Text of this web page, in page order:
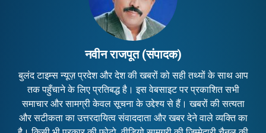
नवीन राजपूत (संपादक)
बुलंद टाइम्स न्यूज़ प्रदेश और देश की खबरों को सही तथ्यों के साथ आप
तक पहुँचाने के लिए प्रतिबद्ध है। इस वेबसाइट पर प्रकाशित सभी
समाचार और सामग्री केवल सूचना के उद्देश्य से हैं। खबरों की सत्यता
और सटीकता का उत्तरदायित्व संवाददाता और खबर देने वाले व्यक्ति का